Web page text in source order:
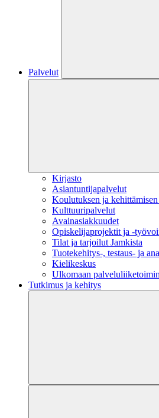
Palvelut
Kirjasto
Asiantuntijapalvelut
Koulutuksen ja
Kulttuuripalvelut
Avainasiakkuudet
Opiskelijaprojektit​ ja -
Tilat ja tarjoilut Jamkista
Tuotekehitys-, testaus- ja
Kielikeskus
Ulkomaan
Tutkimus ja kehitys